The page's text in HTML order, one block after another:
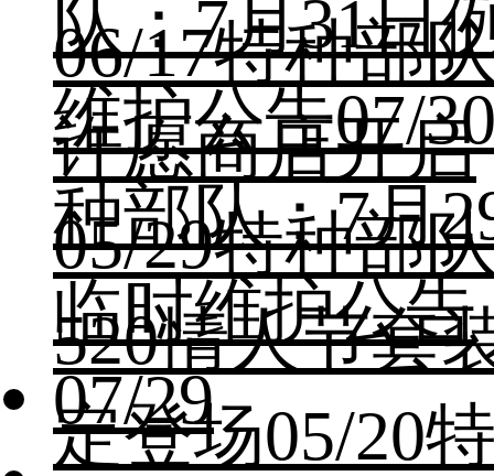
队：7月31日
维护公告07/
种部队：7月
临时维护公告
07/29
06/17特种部
许愿商店开启
05/29特种部
520情人节套
定登场05/20